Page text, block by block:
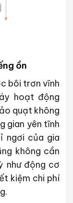
ồn
bôi trơn vĩnh
hoạt động
quạt không
gian yên tĩnh
ngơi của gia
không cần
như động cơ
kiệm chi phí